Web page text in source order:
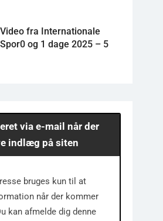
Video fra Internationale
Spor0 og 1 dage 2025 – 5
via e-mail når der
indlæg på siten
bruges kun til at
når der kommer
kan afmelde dig denne